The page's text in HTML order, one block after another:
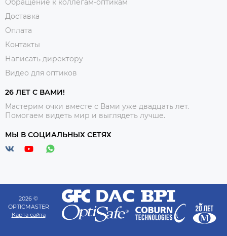
Обращение к коллегам-оптикам
Доставка
Оплата
Контакты
Написать директору
Видео для оптиков
26 ЛЕТ С ВАМИ!
Мастерим очки вместе с Вами уже двадцать лет.
Помогаем видеть мир и выглядеть лучше.
МЫ В СОЦИАЛЬНЫХ СЕТЯХ
2026 ©
OPTICMASTER
Карта сайта